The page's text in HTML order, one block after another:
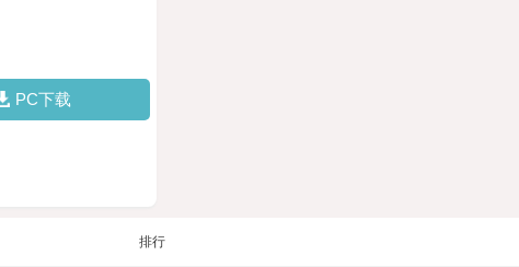
PC下载
排行